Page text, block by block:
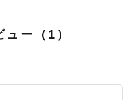
ー（1）